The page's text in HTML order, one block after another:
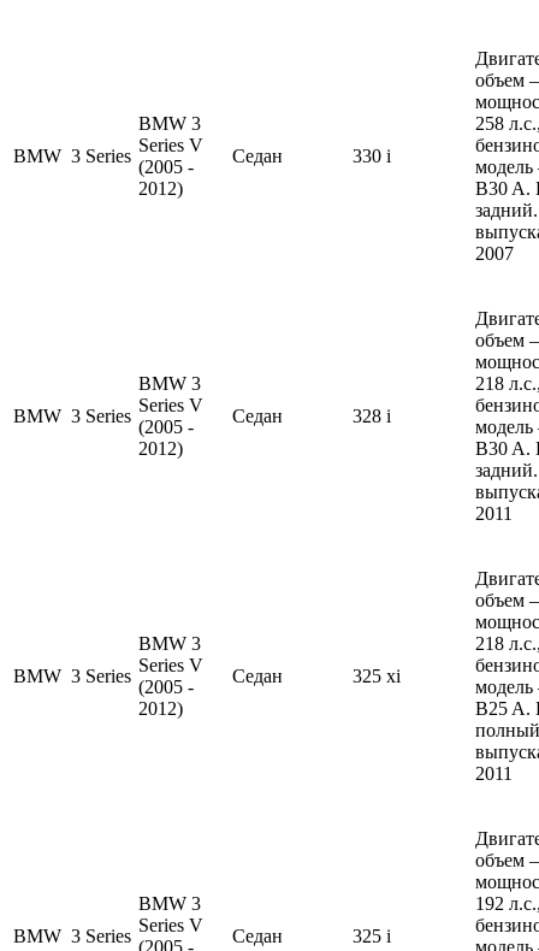
BMW 3 Series
BMW 3
Series V
(2005 -
2012)
Седан 330 i
объем
258
B30 A.
2007
BMW 3 Series
BMW 3
Series V
(2005 -
2012)
Седан 328 i
объем
218
B30 A.
2011
BMW 3 Series
BMW 3
Series V
(2005 -
2012)
Седан 325 xi
объем
218
B25 A.
2011
BMW 3 Series
BMW 3
Series V
(2005 -
Седан 325 i
объем
192